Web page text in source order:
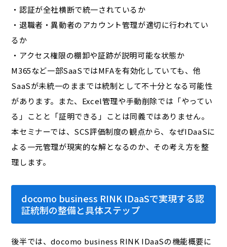
・認証が全社横断で統一されているか
・退職者・異動者のアカウント管理が適切に行われてい
るか
・アクセス権限の棚卸や証跡が説明可能な状態か
M365など一部SaaSではMFAを有効化していても、他
SaaSが未統一のままでは統制として不十分となる可能性
があります。また、Excel管理や手動削除では「やってい
る」ことと「証明できる」ことは同義ではありません。
本セミナーでは、SCS評価制度の観点から、なぜIDaaSに
よる一元管理が現実的な解となるのか、その考え方を整
理します。
docomo business RINK IDaaSで実現する認
証統制の整備と具体ステップ
後半では、docomo business RINK IDaaSの機能概要に